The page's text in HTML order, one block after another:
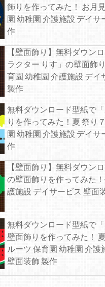
飾りを作ってみた！ お月
園 幼稚園 介護施設 デイサ
作
【壁面飾り】無料ダウン
ラクター りす」の壁面飾
育園 幼稚園 介護施設 デイ
製作
無料ダウンロード型紙で
りを作ってみた！夏 祭り
園 幼稚園 介護施設 デイサ
作
【壁面飾り】無料ダウン
の壁面飾りを作ってみた
護施設 デイサービス 壁面
無料ダウンロード型紙で
壁面飾りを作ってみた！
ルーツ 保育園 幼稚園 介護
壁面装飾 製作